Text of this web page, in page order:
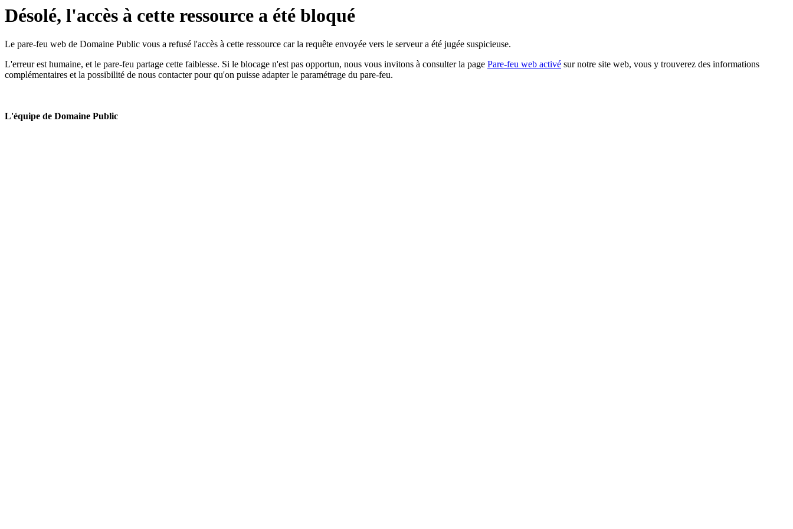
Désolé, l'accès à cette ressource a été bloqué
Le pare-feu web de Domaine Public vous a refusé l'accès à cette ressource car la requête envoyée vers le serveur a été jugée suspicieuse.
L'erreur est humaine, et le pare-feu partage cette faiblesse. Si le blocage n'est pas opportun, nous vous invitons à consulter la page Pare-feu web activé sur notre site web, vous y trouverez des informations
complémentaires et la possibilité de nous contacter pour qu'on puisse adapter le paramétrage du pare-feu.
L'équipe de Domaine Public